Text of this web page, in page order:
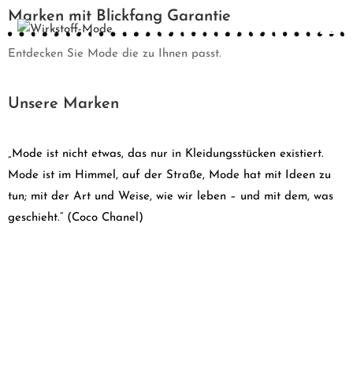
Marken mit Blickfang Garantie
Entdecken Sie Mode die zu Ihnen passt.
Unsere Marken
„Mode ist nicht etwas, das nur in Kleidungsstücken existiert.
Mode ist im Himmel, auf der Straße, Mode hat mit Ideen zu
tun; mit der Art und Weise, wie wir leben – und mit dem, was
geschieht.“ (Coco Chanel)